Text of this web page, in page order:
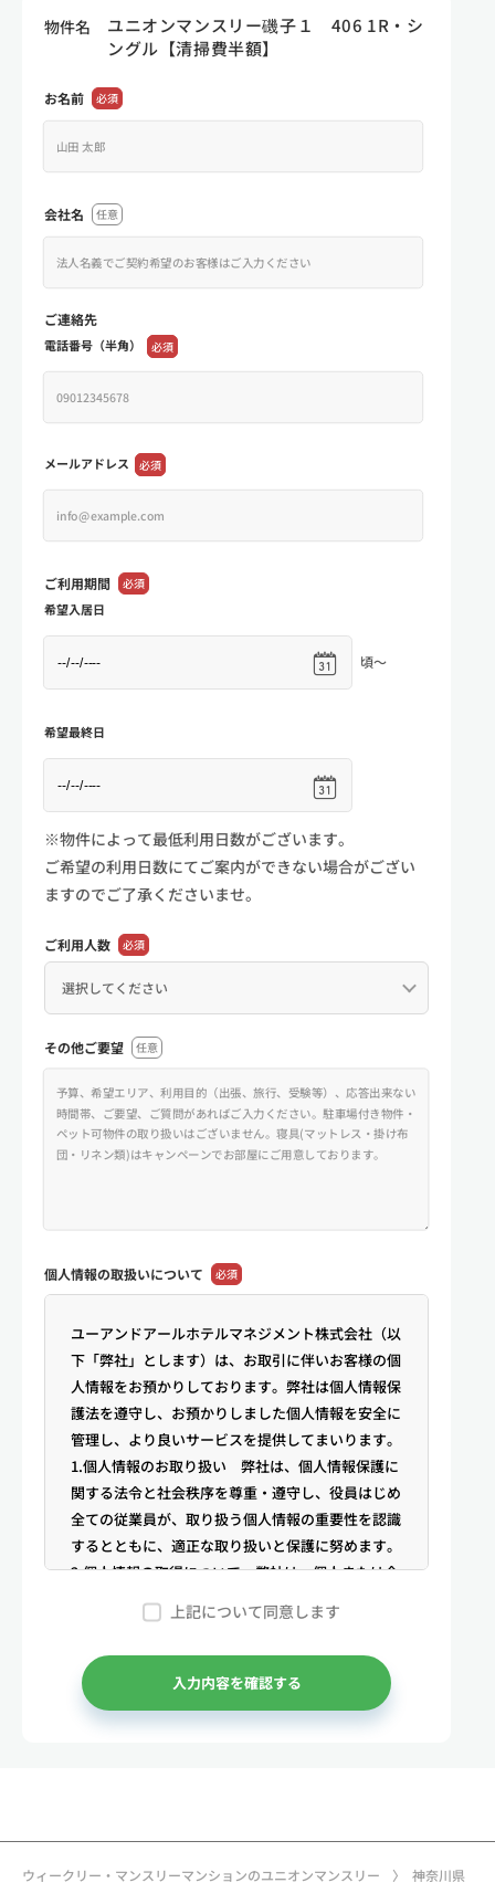
ウィークリー・マンスリーマンションのユニオンマンスリー 神奈川県
物件名
ユニオンマンスリー磯子１ 406 1R・シ
ングル【清掃費半額】
お名前 必須
会社名 任意
ご連絡先
電話番号（半角） 必須
メールアドレス 必須
ご利用期間 必須
希望入居日
頃～
希望最終日
※物件によって最低利用日数がございます。
ご希望の利用日数にてご案内ができない場合がござい
ますのでご了承くださいませ。
ご利用人数 必須
その他ご要望 任意
個人情報の取扱いについて 必須
ユーアンドアールホテルマネジメント株式会社（以
下「弊社」とします）は、お取引に伴いお客様の個
人情報をお預かりしております。弊社は個人情報保
護法を遵守し、お預かりしました個人情報を安全に
管理し、より良いサービスを提供してまいります。
1.個人情報のお取り扱い 弊社は、個人情報保護に
関する法令と社会秩序を尊重・遵守し、役員はじめ
全ての従業員が、取り扱う個人情報の重要性を認識
するとともに、適正な取り扱いと保護に努めます。
2.個人情報の取得について 弊社は、個人または企
業からの電話・メール等のお問合せや公開情報（登
記簿謄本、電話帳、インターネット掲載情報等）な
どから適法かつ公正な手段により個人情報を取得い
たします。
3.弊社が保有する個人情報 （1）マンスリー物件
メールアドレス、アカウントのIDおよびパスワー
上記について同意します
入力内容を確認する